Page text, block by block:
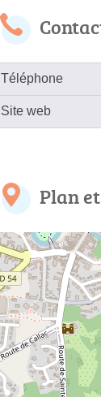
Téléphone
Site web
Plan